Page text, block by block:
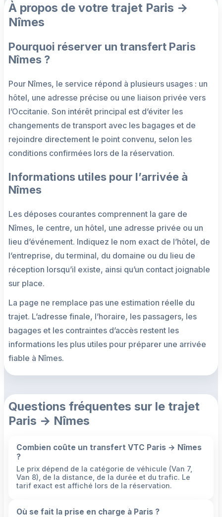
À propos de votre trajet Paris →
Nîmes
Pourquoi réserver un transfert Paris
Nîmes ?
Pour Nîmes, le service répond à plusieurs usages : un
hôtel, une adresse précise ou une liaison privée vers
l’Occitanie. Son intérêt principal est d’éviter les
changements de transport avec les bagages et de
rejoindre directement le point convenu, selon les
conditions confirmées lors de la réservation.
Informations utiles pour l’arrivée à
Nîmes
Les déposes courantes comprennent la gare de
Nîmes, le centre, un hôtel, une adresse privée ou un
lieu d’événement. Indiquez le nom exact de l’hôtel, de
l’entreprise, du terminal, du domaine ou du lieu de
réception lorsqu’il existe, ainsi qu’un contact joignable
sur place.
La page ne remplace pas une estimation réelle du
trajet. L’adresse finale, l’horaire, les passagers, les
bagages et les contraintes d’accès restent les
informations les plus utiles pour préparer une arrivée
fiable à Nîmes.
Questions fréquentes sur le trajet
Paris → Nîmes
Combien coûte un transfert VTC Paris → Nîmes
?
Le prix dépend de la catégorie de véhicule (Van 7,
Van 8), de la distance, de la durée et du trafic. Le
tarif exact est affiché lors de la réservation.
Où se fait la prise en charge à Paris ?